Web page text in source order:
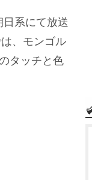
系にて放送
、モンゴル
タッチと色